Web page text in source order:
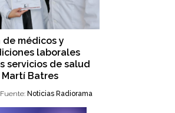
médicos y
laborales
servicios de salud
Martí Batres
Fuente: Noticias Radiorama